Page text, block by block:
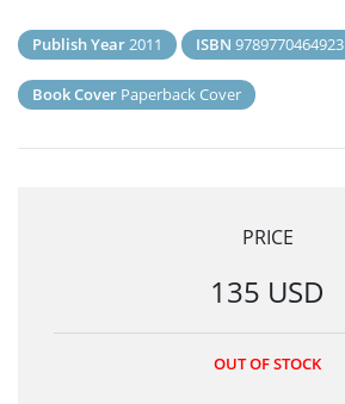
Publish Year2011 ISBN 9789770464923
Book Cover Paperback Cover
PRICE
135 USD
OUT OF STOCK